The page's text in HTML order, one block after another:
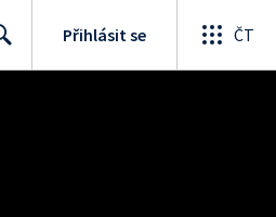
Přihlásit se ČT